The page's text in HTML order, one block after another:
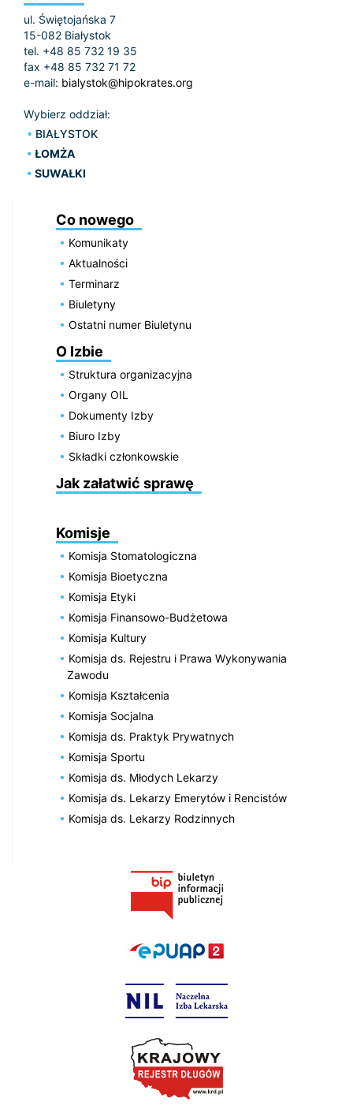
ul. Świętojańska 7
15-082 Białystok
tel. +48 85 732 19 35
fax +48 85 732 71 72
e-mail: bialystok@hipokrates.org
Wybierz oddział:
BIAŁYSTOK
ŁOMŻA
SUWAŁKI
Co nowego
Komunikaty
Aktualności
Terminarz
Biuletyny
Ostatni numer Biuletynu
O Izbie
Struktura organizacyjna
Organy OIL
Dokumenty Izby
Biuro Izby
Składki członkowskie
Jak załatwić sprawę
Komisje
Komisja Stomatologiczna
Komisja Bioetyczna
Komisja Etyki
Komisja Finansowo-Budżetowa
Komisja Kultury
Komisja ds. Rejestru i Prawa Wykonywania
Zawodu
Komisja Kształcenia
Komisja Socjalna
Komisja ds. Praktyk Prywatnych
Komisja Sportu
Komisja ds. Młodych Lekarzy
Komisja ds. Lekarzy Emerytów i Rencistów
Komisja ds. Lekarzy Rodzinnych